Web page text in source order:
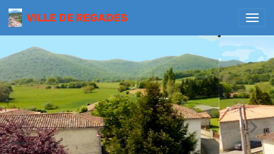
VILLE DE REGADES